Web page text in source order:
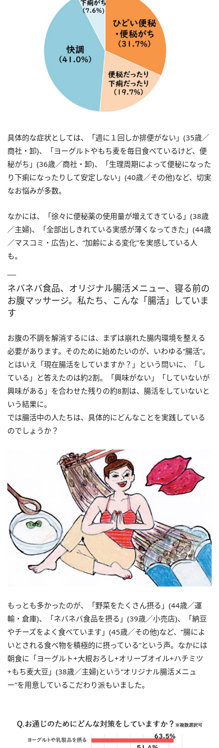
具体的な症状としては、「週に１回しか排便がない」(35歳／
商社・卸)、「ヨーグルトやもち麦を毎日食べているけど、便
秘がち」(36歳／商社・卸)、「生理周期によって便秘になった
り下痢になったりして安定しない」(40歳／その他)など、切実
なお悩みが多数。
なかには、「徐々に便秘薬の使用量が増えてきている」(38歳
／主婦)、「全部出しきれている実感が薄くなってきた」(44歳
／マスコミ・広告)と、“加齢による変化”を実感している人
も。
ネバネバ食品、オリジナル腸活メニュー、寝る前の
お腹マッサージ。私たち、こんな「腸活」していま
す
お腹の不調を解消するには、まずは崩れた腸内環境を整える
必要があります。そのために始めたいのが、いわゆる“腸活”。
とはいえ「現在腸活をしていますか？」という問いに、「し
ている」と答えたのは約2割。「興味がない」「していないが
興味がある」を合わせた残りの約8割は、腸活をしていないと
いう結果に。
では腸活中の人たちは、具体的にどんなことを実践している
のでしょうか？
もっとも多かったのが、「野菜をたくさん摂る」(44歳／運
輸・倉庫)、「ネバネバ食品を摂る」(39歳／小売店)、「納豆
やチーズをよく食べています」(45歳／その他)など、“腸によ
いとされる食べ物を積極的に摂っている”という声。なかには
朝食に「ヨーグルト+大根おろし+オリーブオイル+ハチミツ
+もち麦大豆」(38歳／主婦)という“オリジナル腸活メニュ
ー”を用意しているこだわり派もいました。